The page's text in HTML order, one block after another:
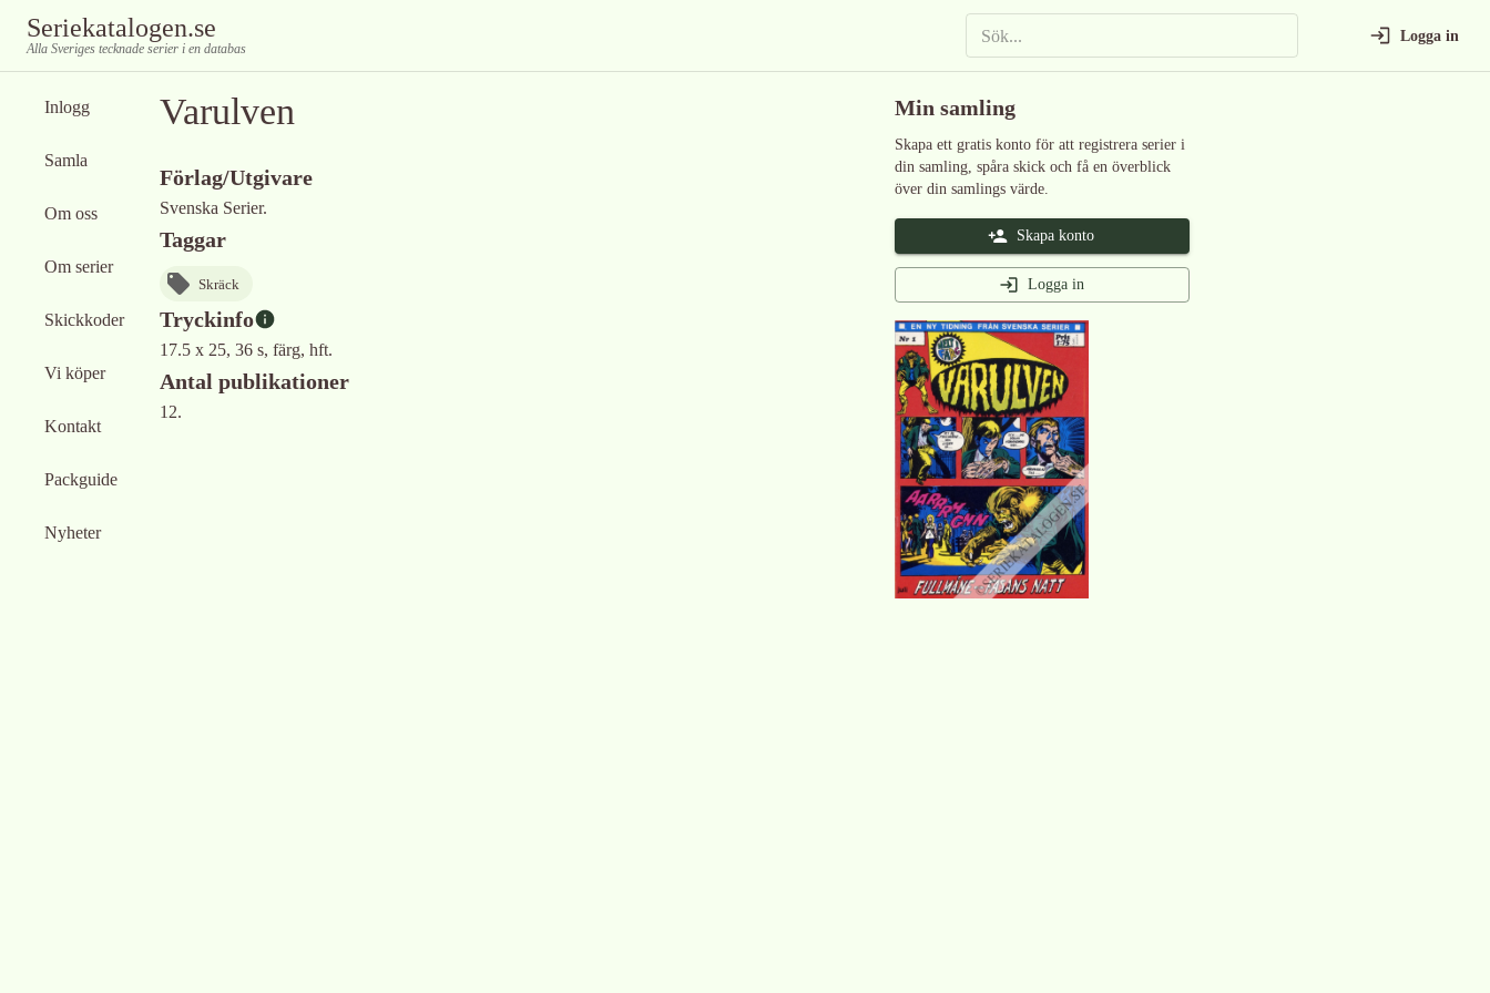
Seriekatalogen.se
Alla Sveriges tecknade serier i en databas
Logga in
Inlogg
Samla
Om oss
Om serier
Skickkoder
Vi köper
Kontakt
Packguide
Nyheter
Varulven
Förlag/Utgivare
Svenska Serier.
Taggar
Skräck
Tryckinfo
17.5 x 25, 36 s, färg, hft.
Antal publikationer
12.
Min samling
Skapa ett gratis konto för att registrera serier i
din samling, spåra skick och få en överblick
över din samlings värde.
Skapa konto
Logga in